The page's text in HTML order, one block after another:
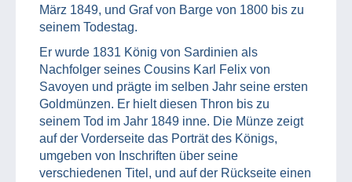
März 1849, und Graf von Barge von 1800 bis zu
seinem Todestag.
Er wurde 1831 König von Sardinien als
Nachfolger seines Cousins Karl Felix von
Savoyen und prägte im selben Jahr seine ersten
Goldmünzen. Er hielt diesen Thron bis zu
seinem Tod im Jahr 1849 inne. Die Münze zeigt
auf der Vorderseite das Porträt des Königs,
umgeben von Inschriften über seine
verschiedenen Titel, und auf der Rückseite einen